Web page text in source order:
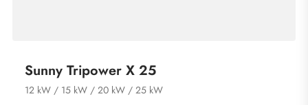
Sunny Tripower X 25
12 kW / 15 kW / 20 kW / 25 kW